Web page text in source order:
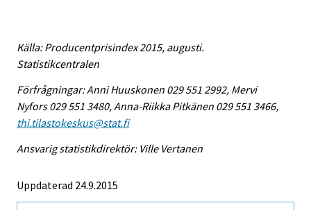
Källa: Producentprisindex 2015, augusti.
Statistikcentralen
Förfrågningar: Anni Huuskonen 029 551 2992, Mervi
Nyfors 029 551 3480, Anna-Riikka Pitkänen 029 551 3466,
thi.tilastokeskus@stat.fi
Ansvarig statistikdirektör: Ville Vertanen
Uppdaterad 24.9.2015